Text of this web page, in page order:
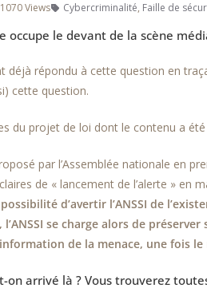
1070 Views Cybercriminalité, Faille de
occupe le devant de la scène
déjà répondu à cette question en
cette question.
du projet de loi dont le contenu a
par l’Assemblée nationale en
de « lancement de l’alerte » en
d’avertir l’ANSSI de
se charge alors de
de la menace, une fois
arrivé là ? Vous trouverez